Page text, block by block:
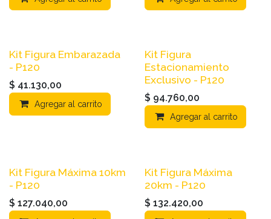
Kit Figura Embarazada
- P120
$ 41.130,00
Agregar al carrito
Kit Figura
Estacionamiento
Exclusivo - P120
$ 94.760,00
Agregar al carrito
Kit Figura Máxima 10km
- P120
$ 127.040,00
Kit Figura Máxima
20km - P120
$ 132.420,00